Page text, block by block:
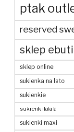
ptak
reserved
sklep
sklep online
sukienka na lato
sukienkie
sukienki lalala
sukienki maxi